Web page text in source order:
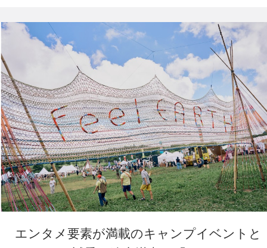
エンタメ要素が満載のキャンプイベントと